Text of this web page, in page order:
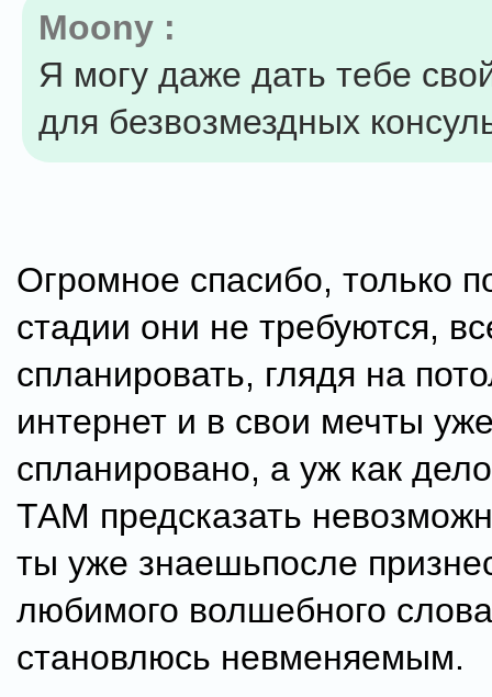
Moony :
Я могу даже дать тебе
для безвозмездных
Огромное спасибо, только
стадии они не требуются,
спланировать, глядя на
интернет и в свои мечты
спланировано, а уж как
ТАМ предсказать
ты уже знаешьпосле
любимого волшебного
становлюсь невменяемым.